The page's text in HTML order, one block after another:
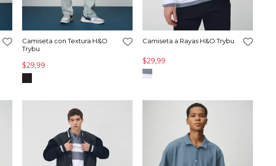
Camiseta con Textura H&O
Trybu
$29,99
Camiseta a Rayas H&O Trybu
$29,99